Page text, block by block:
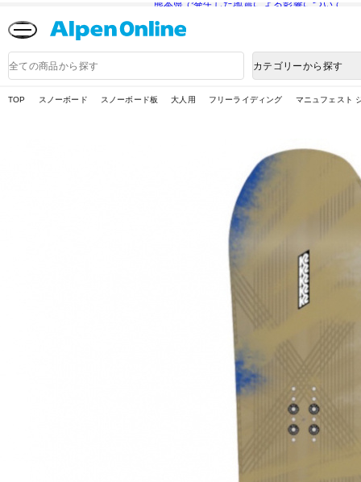
熊本県で発生した地震による影響について
品
検
カテゴリーから探す
TOP スノーボード スノーボード板 大人用 フリーライディング マニュフェスト